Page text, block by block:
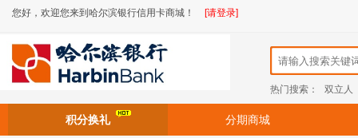
您好，欢迎您来到哈尔滨银行信用卡商城！ [请登录]
热门搜索： 双立人
积分换礼 分期商城